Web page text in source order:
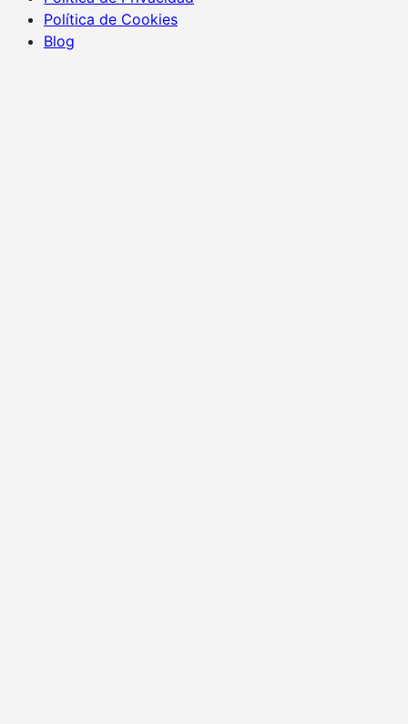
Política de Cookies
Blog